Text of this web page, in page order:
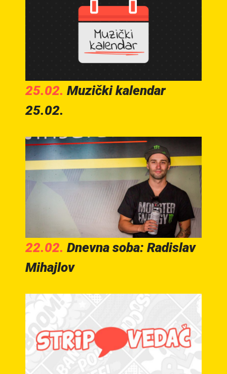
25.02. Muzički kalendar
25.02.
22.02. Dnevna soba: Radislav
Mihajlov